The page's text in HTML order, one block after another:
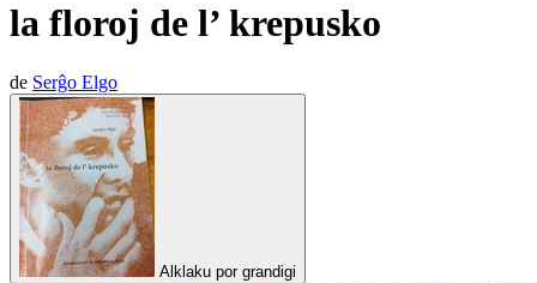
la floroj de l’ krepusko
de Serĝo Elgo
Alklaku por grandigi